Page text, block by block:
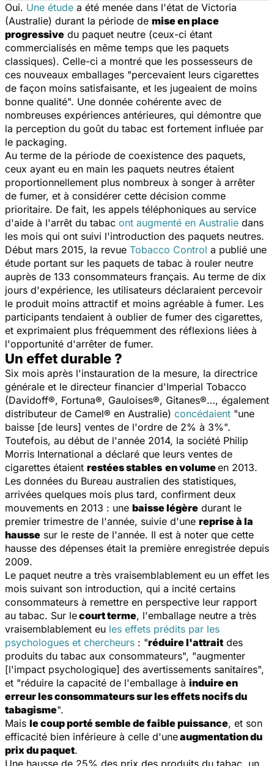
Oui. Une étude a été menée dans l'état de Victoria
(Australie) durant la période de mise en place
progressive du paquet neutre (ceux-ci étant
commercialisés en même temps que les paquets
classiques). Celle-ci a montré que les possesseurs de
ces nouveaux emballages "percevaient leurs cigarettes
de façon moins satisfaisante, et les jugeaient de moins
bonne qualité". Une donnée cohérente avec de
nombreuses expériences antérieures, qui démontre que
la perception du goût du tabac est fortement influée par
le packaging.
Au terme de la période de coexistence des paquets,
ceux ayant eu en main les paquets neutres étaient
proportionnellement plus nombreux à songer à arrêter
de fumer, et à considérer cette décision comme
prioritaire. De fait, les appels téléphoniques au service
d'aide à l'arrêt du tabac ont augmenté en Australie dans
les mois qui ont suivi l'introduction des paquets neutres.
Début mars 2015, la revue Tobacco Control a publié une
étude portant sur les paquets de tabac à rouler neutre
auprès de 133 consommateurs français. Au terme de dix
jours d'expérience, les utilisateurs déclaraient percevoir
le produit moins attractif et moins agréable à fumer. Les
participants tendaient à oublier de fumer des cigarettes,
et exprimaient plus fréquemment des réflexions liées à
l'opportunité d'arrêter de fumer.
Un effet durable ?
Six mois après l'instauration de la mesure, la directrice
générale et le directeur financier d'Imperial Tobacco
(Davidoff®, Fortuna®, Gauloises®, Gitanes®…, également
distributeur de Camel® en Australie) concédaient "une
baisse [de leurs] ventes de l'ordre de 2% à 3%".
Toutefois, au début de l'année 2014, la société Philip
Morris International a déclaré que leurs ventes de
cigarettes étaient restées stables en volumeen 2013.
Les données du Bureau australien des statistiques,
arrivées quelques mois plus tard, confirment deux
mouvements en 2013 : une baisse légère durant le
premier trimestre de l'année, suivie d'une reprise à la
hausse sur le reste de l'année. Il est à noter que cette
hausse des dépenses était la première enregistrée depuis
2009.
Le paquet neutre a très vraisemblablement eu un effet les
mois suivant son introduction, qui a incité certains
consommateurs à remettre en perspective leur rapport
au tabac. Sur lecourt terme, l'emballage neutre a très
vraisemblablement eu les effets prédits par les
psychologues et chercheurs : "réduire l'attrait des
produits du tabac aux consommateurs", "augmenter
[l'impact psychologique] des avertissements sanitaires",
et "réduire la capacité de l'emballage à induire en
erreur les consommateurs sur les effets nocifs du
tabagisme".
Mais le coup porté semble de faible puissance, et son
efficacité bien inférieure à celle d'uneaugmentation du
prix du paquet.
Une hausse de 25% des prix des produits du tabac, un